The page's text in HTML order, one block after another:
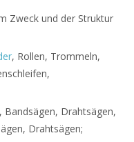
Zweck und der Struktur
, Rollen, Trommeln,
Bandsägen, Drahtsägen,
Drahtsägen;